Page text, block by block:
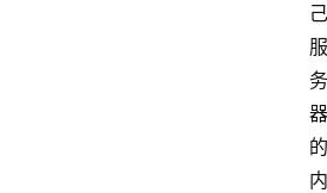
己
服
务
器
的
内